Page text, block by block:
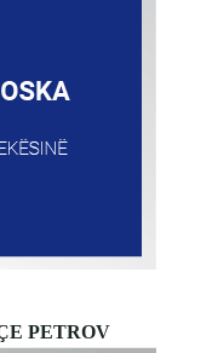
PETROV